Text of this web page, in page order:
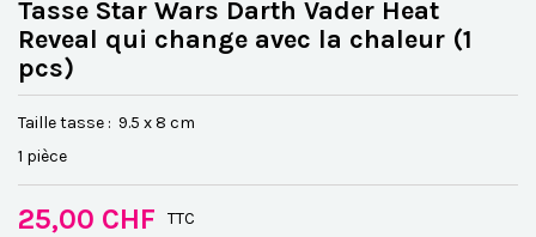
Tasse Star Wars Darth Vader Heat
Reveal qui change avec la chaleur (1
pcs)
Taille tasse : 9.5 x 8 cm
1 pièce
25,00 CHF TTC